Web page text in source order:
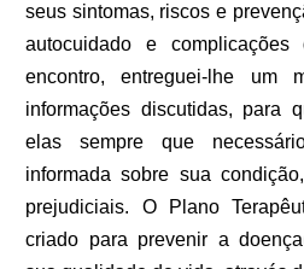
seus sintomas, riscos e
autocuidado e
encontro, entreguei-lhe um
informações discutidas, para
elas sempre que
informada sobre sua
prejudiciais. O Plano
criado para prevenir a